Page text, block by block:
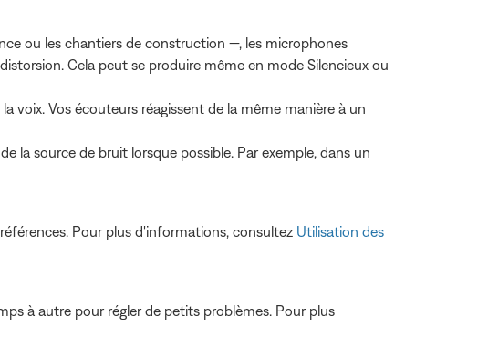
ou les chantiers de construction —, les microphones
Cela peut se produire même en mode Silencieux ou
voix. Vos écouteurs réagissent de la même manière à un
la source de bruit lorsque possible. Par exemple, dans un
Pour plus d'informations, consultez Utilisation des
à autre pour régler de petits problèmes. Pour plus